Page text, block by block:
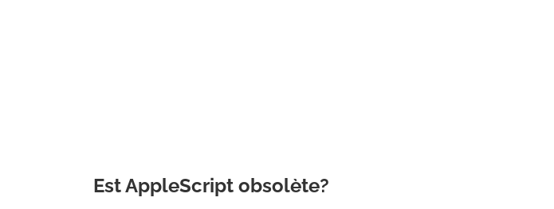
Est AppleScript obsolète?